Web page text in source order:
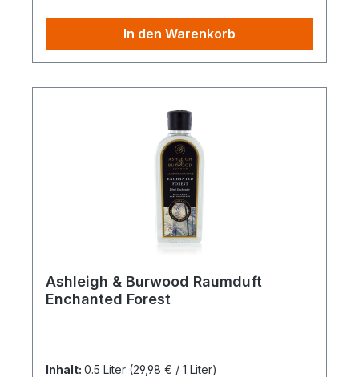
In den Warenkorb
Ashleigh & Burwood Raumduft
Enchanted Forest
Inhalt: 0.5 Liter (29,98 € / 1 Liter)